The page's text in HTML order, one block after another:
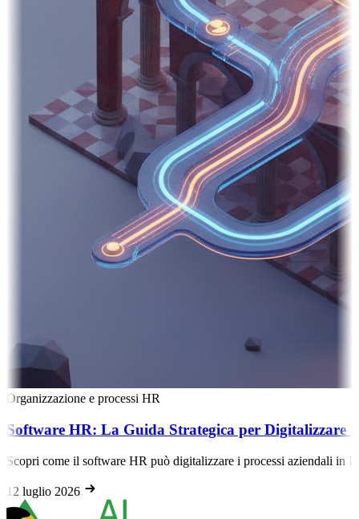
Organizzazione e processi HR
Software HR: La Guida Strategica per Digitalizzare
Scopri come il software HR può digitalizzare i processi aziendali in
12 luglio 2026